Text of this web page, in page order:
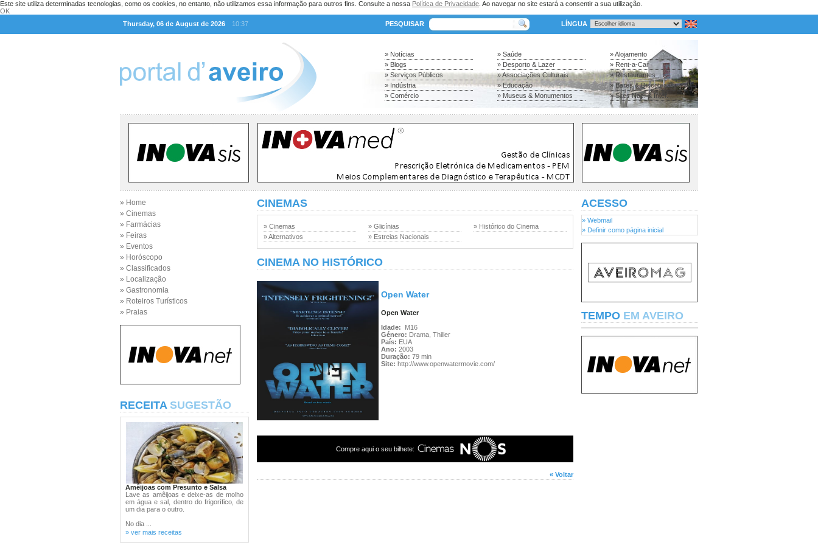
Este site utiliza determinadas tecnologias, como os cookies, no entanto, não utilizamos essa informação para outros fins. Consulte a nossa Política de Privacidade . Ao navegar no site estará a consentir a sua utilização.
OK
Thursday, 06 de August de 2026
10:37 PESQUISAR LÍNGUA
» Notícias
» Blogs
» Serviços Públicos
» Indústria
» Comércio
» Saúde
» Desporto & Lazer
» Associações Culturais
» Educação
» Museus & Monumentos
» Alojamento
» Rent-a-Car
» Restaurantes
» Bares & Discotecas
» Sites Nac. & Inter.
» Home
» Cinemas
» Farmácias
» Feiras
» Eventos
» Horóscopo
» Classificados
» Localização
» Gastronomia
» Roteiros Turísticos
» Praias
RECEITA SUGESTÃO
Amêijoas com Presunto e Salsa
Lave as amêijoas e deixe-as de molho
em água e sal, dentro do frigorífico, de
um dia para o outro.
No dia ...
» ver mais receitas
CINEMAS
» Cinemas
» Alternativos
» Glicínias
» Estreias Nacionais
» Histórico do Cinema
CINEMA NO HISTÓRICO
Open Water
Open Water
Idade:
M16
Género: Drama, Thiller
País: EUA
Ano: 2003
Duração: 79 min
Site: http://www.openwatermovie.com/
Compre aqui o seu bilhete:
« Voltar
ACESSO
» Webmail
» Definir como página inicial
TEMPO EM AVEIRO